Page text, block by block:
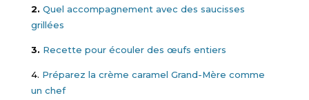
2. Quel accompagnement avec des saucisses
grillées
3. Recette pour écouler des œufs entiers
4. Préparez la crème caramel Grand-Mère comme
un chef